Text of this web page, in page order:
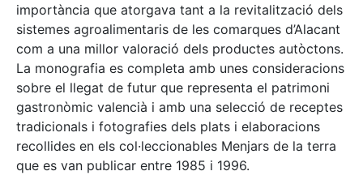
importància que atorgava tant a la revitalització dels
sistemes agroalimentaris de les comarques d’Alacant
com a una millor valoració dels productes autòctons.
La monografia es completa amb unes consideracions
sobre el llegat de futur que representa el patrimoni
gastronòmic valencià i amb una selecció de receptes
tradicionals i fotografies dels plats i elaboracions
recollides en els col·leccionables Menjars de la terra
que es van publicar entre 1985 i 1996.